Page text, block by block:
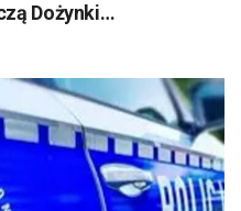
Dożynki…